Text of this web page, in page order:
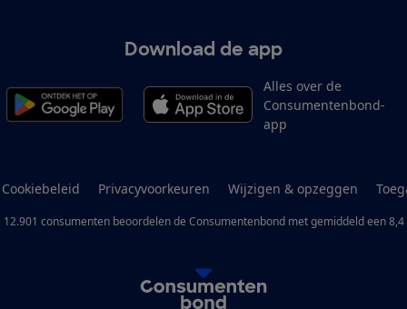
Download de app
Alles over de
Consumentenbond-
app
Cookiebeleid Privacyvoorkeuren Wijzigen & opzeggen
12.901 consumenten beoordelen de Consumentenbondmet gemiddeld een 8,4